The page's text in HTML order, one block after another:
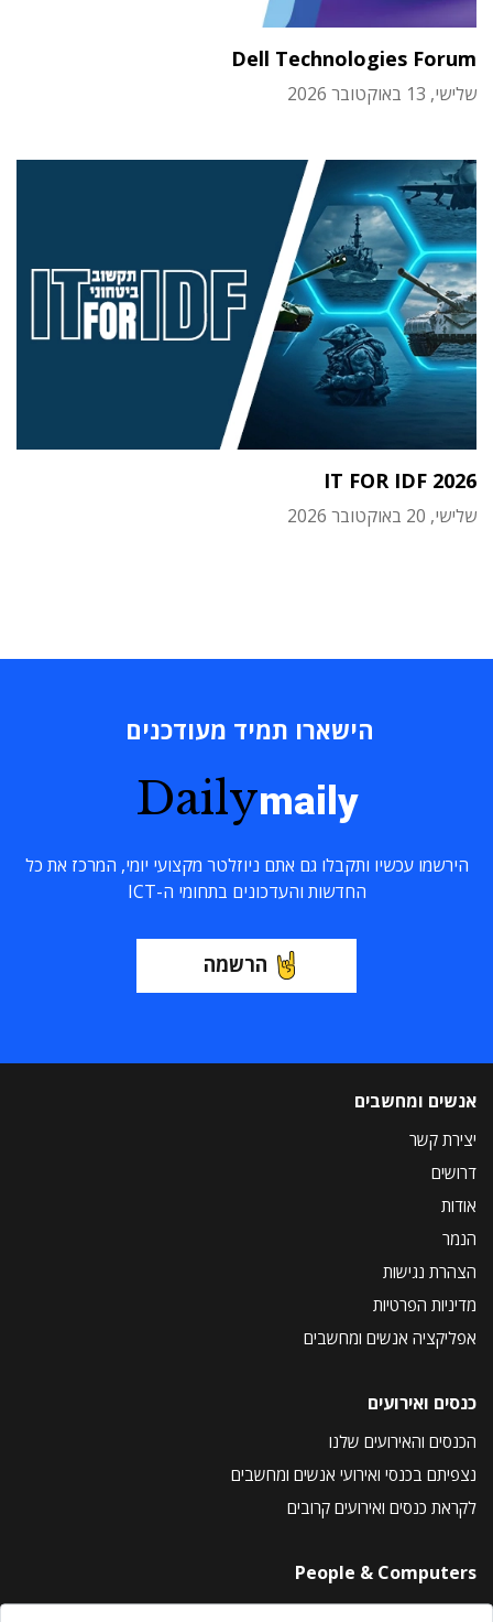
Dell Technologies Forum
שלישי, 13 באוקטובר 2026
IT FOR IDF 2026
שלישי, 20 באוקטובר 2026
הישארו תמיד מעודכנים
Dailymaily
הירשמו עכשיו ותקבלו גם אתם ניוזלטר מקצועי יומי, המרכז את כל
החדשות והעדכונים בתחומי ה-ICT
הרשמה
אנשים ומחשבים
יצירת קשר
דרושים
אודות
הנמר
הצהרת נגישות
מדיניות הפרטיות
אפליקציה אנשים ומחשבים
כנסים ואירועים
הכנסים והאירועים שלנו
נצפיתם בכנסי ואירועי אנשים ומחשבים
לקראת כנסים ואירועים קרובים
People & Computers
About Us